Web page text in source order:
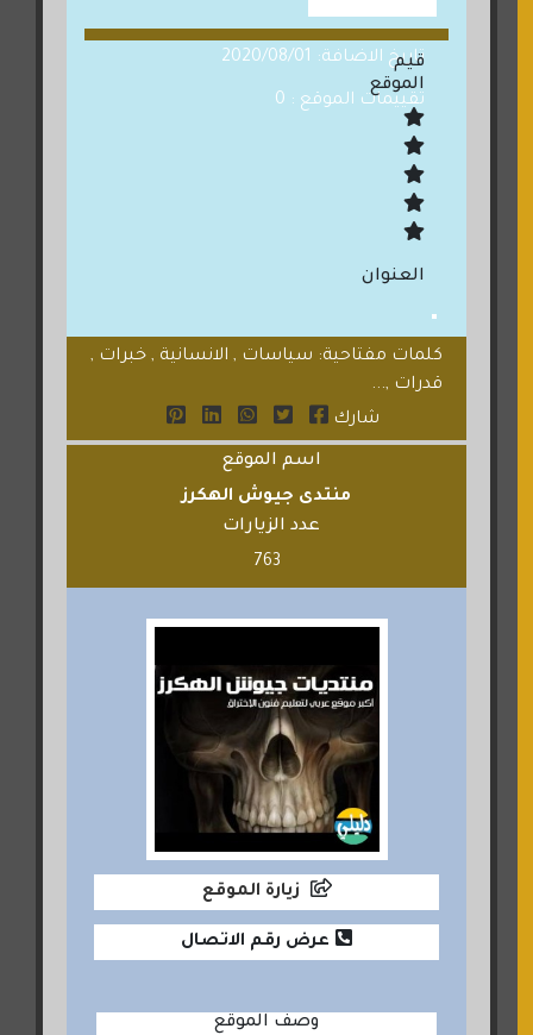
تاريخ الاضافة: 2020/08/01
تقييمات الموقع : 0
قيم
الموقع
العنوان
كلمات مفتاحية: سياسات , الانسانية , خبرات ,
قدرات ,...
شارك
اسم الموقع
منتدى جيوش الهكرز
عدد الزيارات
763
زيارة الموقع
عرض رقم الاتصال
وصف الموقع